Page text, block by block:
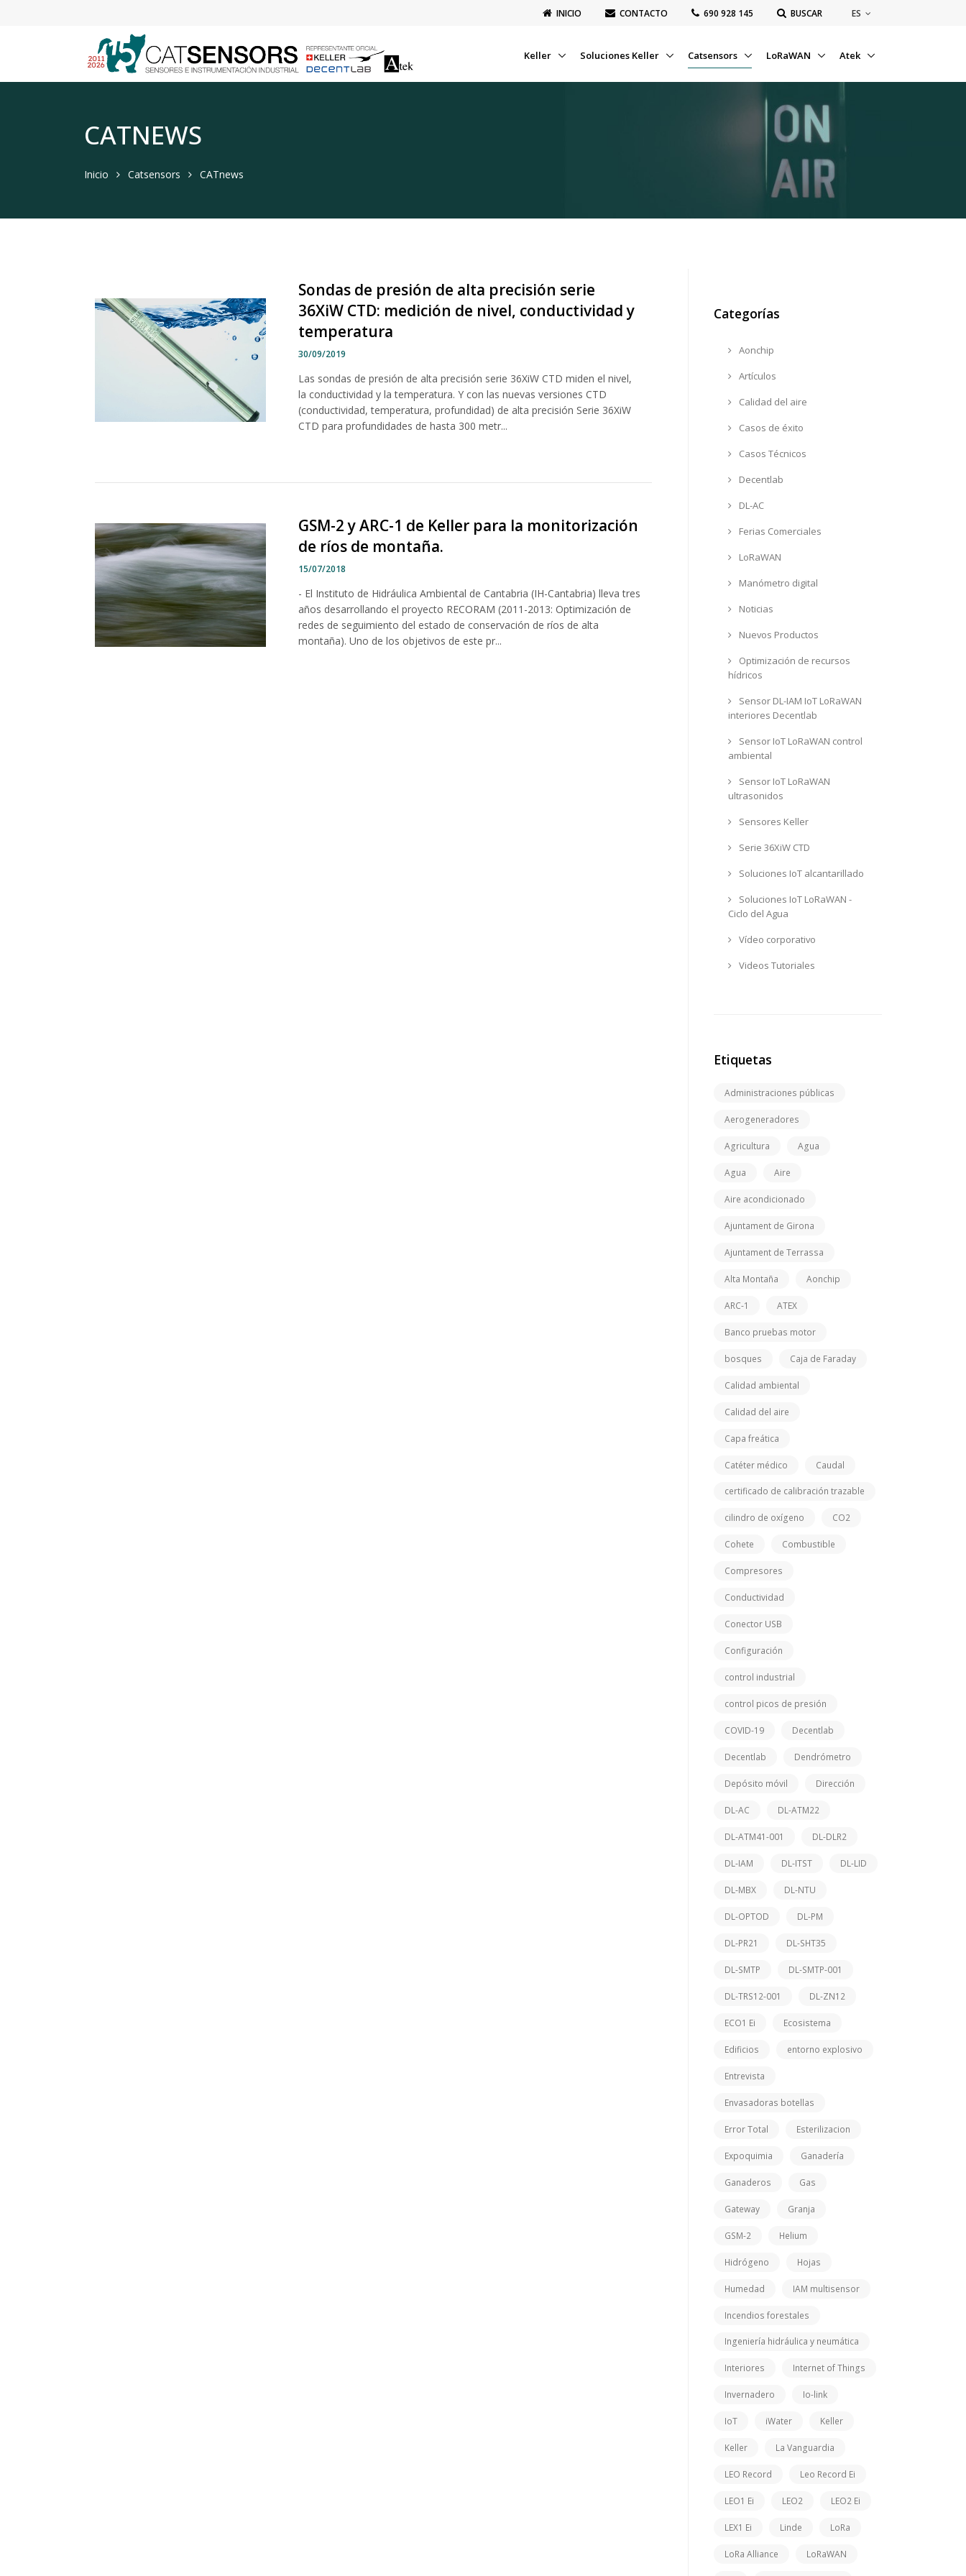
INICIO CONTACTO ‭690 928 145‬ BUSCAR ES
Keller Soluciones Keller Catsensors LoRaWAN Atek
CATNEWS
Inicio Catsensors CATnews
Sondas de presión de alta precisión serie
36XiW CTD: medición de nivel, conductividad y
temperatura
30/09/2019
Las sondas de presión de alta precisión serie 36XiW CTD miden el nivel,
la conductividad y la temperatura. Y con las nuevas versiones CTD
(conductividad, temperatura, profundidad) de alta precisión Serie 36XiW
CTD para profundidades de hasta 300 metr...
GSM-2 y ARC-1 de Keller para la monitorización
de ríos de montaña.
15/07/2018
- El Instituto de Hidráulica Ambiental de Cantabria (IH-Cantabria) lleva tres
años desarrollando el proyecto RECORAM (2011-2013: Optimización de
redes de seguimiento del estado de conservación de ríos de alta
montaña). Uno de los objetivos de este pr...
Categorías
Aonchip
Artículos
Calidad del aire
Casos de éxito
Casos Técnicos
Decentlab
DL-AC
Ferias Comerciales
LoRaWAN
Manómetro digital
Noticias
Nuevos Productos
Optimización de recursos
hídricos
Sensor DL-IAM IoT LoRaWAN
interiores Decentlab
Sensor IoT LoRaWAN control
ambiental
Sensor IoT LoRaWAN
ultrasonidos
Sensores Keller
Serie 36XiW CTD
Soluciones IoT alcantarillado
Soluciones IoT LoRaWAN -
Ciclo del Agua
Vídeo corporativo
Videos Tutoriales
Etiquetas
Administraciones públicas
Aerogeneradores
Agricultura Agua
Agua Aire
Aire acondicionado
Ajuntament de Girona
Ajuntament de Terrassa
Alta Montaña Aonchip
ARC-1 ATEX
Banco pruebas motor
bosques Caja de Faraday
Calidad ambiental
Calidad del aire
Capa freática
Catéter médico Caudal
certificado de calibración trazable
cilindro de oxígeno CO2
Cohete Combustible
Compresores
Conductividad
Conector USB
Configuración
control industrial
control picos de presión
COVID-19 Decentlab
Decentlab Dendrómetro
Depósito móvil Dirección
DL-AC DL-ATM22
DL-ATM41-001 DL-DLR2
DL-IAM DL-ITST DL-LID
DL-MBX DL-NTU
DL-OPTOD DL-PM
DL-PR21 DL-SHT35
DL-SMTP DL-SMTP-001
DL-TRS12-001 DL-ZN12
ECO1 Ei Ecosistema
Edificios entorno explosivo
Entrevista
Envasadoras botellas
Error Total Esterilizacion
Expoquimia Ganadería
Ganaderos Gas
Gateway Granja
GSM-2 Helium
Hidrógeno Hojas
Humedad IAM multisensor
Incendios forestales
Ingeniería hidráulica y neumática
Interiores Internet of Things
Invernadero Io-link
IoT iWater Keller
Keller La Vanguardia
LEO Record Leo Record Ei
LEO1 Ei LEO2 LEO2 Ei
LEX1 Ei Linde LoRa
LoRa Alliance LoRaWAN